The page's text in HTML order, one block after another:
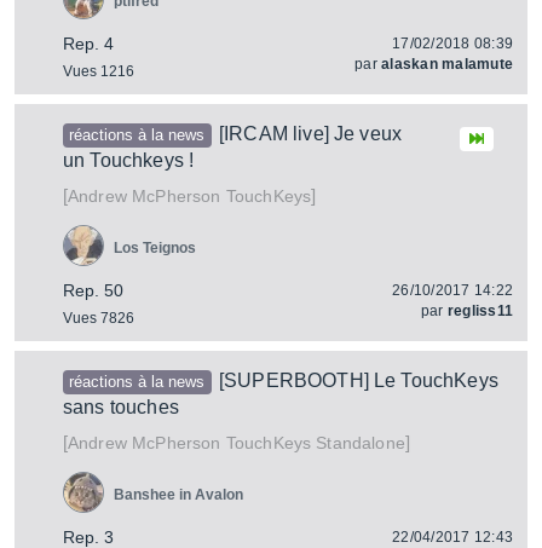
Rep. 4
Vues 1216
17/02/2018 08:39
paralaskan malamute
réactions à la news
[IRCAM live] Je veux
un Touchkeys !
[Andrew McPherson TouchKeys]
Rep. 50
Vues 7826
Los Teignos
26/10/2017 14:22
par regliss11
réactions à la news
[SUPERBOOTH] Le TouchKeys
sans touches
[Andrew McPherson TouchKeys Standalone]
Rep. 3
Banshee in Avalon
22/04/2017 12:43